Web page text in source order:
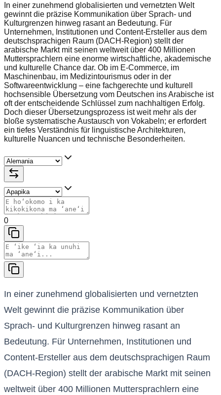
In einer zunehmend globalisierten und vernetzten Welt
gewinnt die präzise Kommunikation über Sprach- und
Kulturgrenzen hinweg rasant an Bedeutung. Für
Unternehmen, Institutionen und Content-Ersteller aus dem
deutschsprachigen Raum (DACH-Region) stellt der
arabische Markt mit seinen weltweit über 400 Millionen
Muttersprachlern eine enorme wirtschaftliche, akademische
und kulturelle Chance dar. Ob im E-Commerce, im
Maschinenbau, im Medizintourismus oder in der
Softwareentwicklung – eine fachgerechte und kulturell
hochsensible Übersetzung vom Deutschen ins Arabische ist
oft der entscheidende Schlüssel zum nachhaltigen Erfolg.
Doch dieser Übersetzungsprozess ist weit mehr als der
bloße systematische Austausch von Vokabeln; er erfordert
ein tiefes Verständnis für linguistische Architekturen,
kulturelle Nuancen und technische Besonderheiten.
0
In einer zunehmend globalisierten und vernetzten
Welt gewinnt die präzise Kommunikation über
Sprach- und Kulturgrenzen hinweg rasant an
Bedeutung. Für Unternehmen, Institutionen und
Content-Ersteller aus dem deutschsprachigen Raum
(DACH-Region) stellt der arabische Markt mit seinen
weltweit über 400 Millionen Muttersprachlern eine